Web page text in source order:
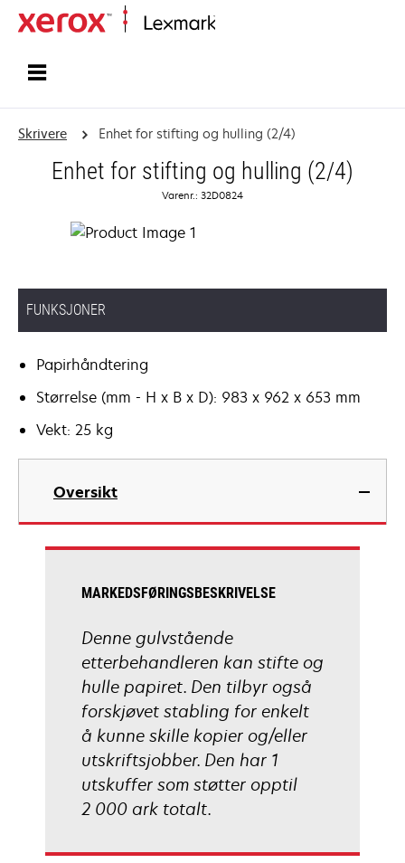
Skrivere Enhet for stifting og hulling (2/4)
Enhet for stifting og hulling (2/4)
Varenr.: 32D0824
FUNKSJONER
Papirhåndtering
Størrelse (mm - H x B x D): 983 x 962 x 653 mm
Vekt: 25 kg
Oversikt
MARKEDSFØRINGSBESKRIVELSE
Denne gulvstående
etterbehandleren kan stifte og
hulle papiret. Den tilbyr også
forskjøvet stabling for enkelt
å kunne skille kopier og/eller
utskriftsjobber. Den har 1
utskuffer som støtter opptil
2 000 ark totalt.